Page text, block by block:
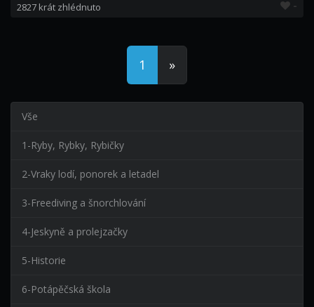
2827 krát zhlédnuto
-
1 »
Vše
1-Ryby, Rybky, Rybičky
2-Vraky lodí, ponorek a letadel
3-Freediving a šnorchlování
4-Jeskyně a prolejzačky
5-Historie
6-Potápěčská škola